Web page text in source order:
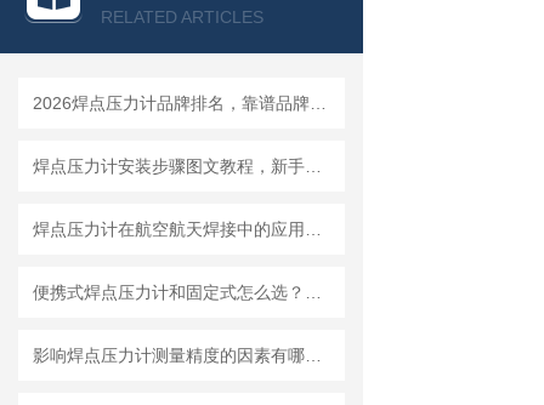
RELATED ARTICLES